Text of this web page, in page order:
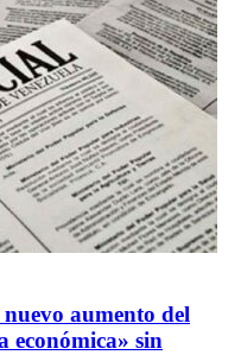
aumento del
económica» sin